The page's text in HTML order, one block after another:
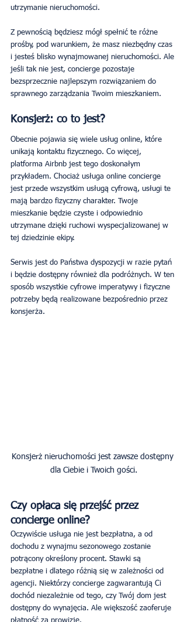
utrzymanie nieruchomości.
Z pewnością będziesz mógł spełnić te różne
prośby, pod warunkiem, że masz niezbędny czas
i jesteś blisko wynajmowanej nieruchomości. Ale
jeśli tak nie jest, concierge pozostaje
bezsprzecznie najlepszym rozwiązaniem do
sprawnego zarządzania Twoim mieszkaniem.
Konsjerż: co to jest?
Obecnie pojawia się wiele usług online, które
unikają kontaktu fizycznego. Co więcej,
platforma Airbnb jest tego doskonałym
przykładem. Chociaż usługa online concierge
jest przede wszystkim usługą cyfrową, usługi te
mają bardzo fizyczny charakter. Twoje
mieszkanie będzie czyste i odpowiednio
utrzymane dzięki ruchowi wyspecjalizowanej w
tej dziedzinie ekipy.
Serwis jest do Państwa dyspozycji w razie pytań
i będzie dostępny również dla podróżnych. W ten
sposób wszystkie cyfrowe imperatywy i fizyczne
potrzeby będą realizowane bezpośrednio przez
konsjerża.
Konsjerż nieruchomości jest zawsze dostępny
dla Ciebie i Twoich gości.
Czy opłaca się przejść przez
concierge online?
Oczywiście usługa nie jest bezpłatna, a od
dochodu z wynajmu sezonowego zostanie
potrącony określony procent. Stawki są
bezpłatne i dlatego różnią się w zależności od
agencji. Niektórzy concierge zagwarantują Ci
dochód niezależnie od tego, czy Twój dom jest
dostępny do wynajęcia. Ale większość zaoferuje